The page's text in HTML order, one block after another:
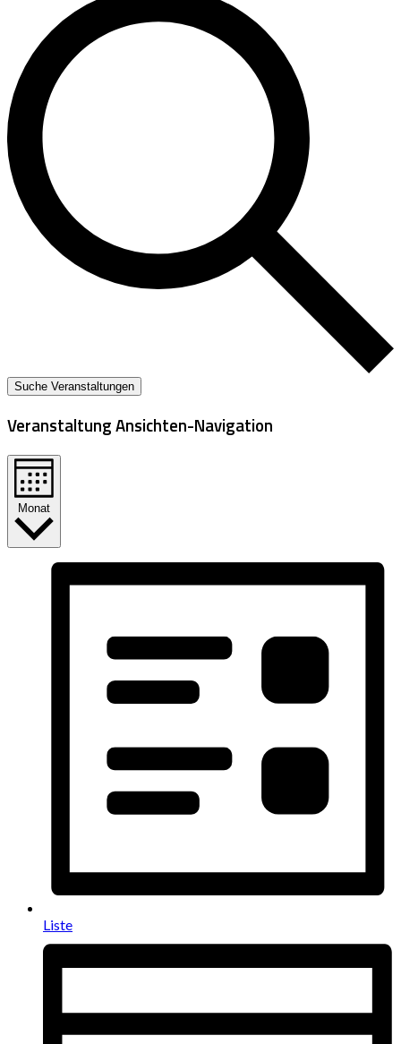
Suche Veranstaltungen
Veranstaltung Ansichten-Navigation
Monat
Liste